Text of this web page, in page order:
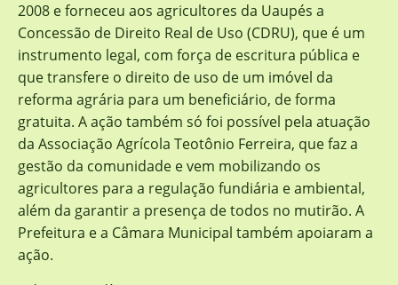
2008 e forneceu aos agricultores da Uaupés a
Concessão de Direito Real de Uso (CDRU), que é um
instrumento legal, com força de escritura pública e
que transfere o direito de uso de um imóvel da
reforma agrária para um beneficiário, de forma
gratuita. A ação também só foi possível pela atuação
da Associação Agrícola Teotônio Ferreira, que faz a
gestão da comunidade e vem mobilizando os
agricultores para a regulação fundiária e ambiental,
além da garantir a presença de todos no mutirão. A
Prefeitura e a Câmara Municipal também apoiaram a
ação.